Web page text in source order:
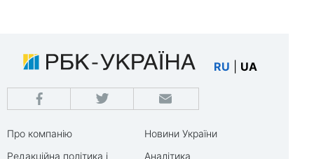
RU UA
Про компанію
Редакційна політика і
Новини України
Аналітика